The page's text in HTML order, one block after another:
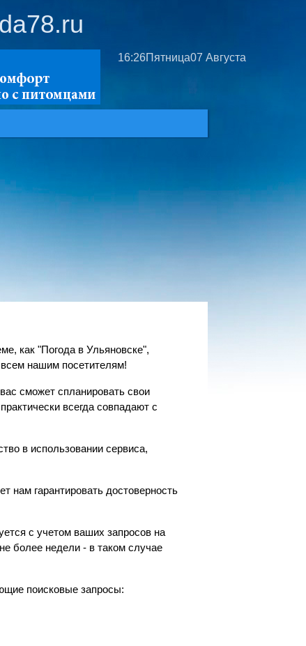
16:26Пятница07 Августа
как "Погода в Ульяновске",
нашим посетителям!
сможет спланировать свои
всегда совпадают с
в использовании сервиса,
нам гарантировать достоверность
с учетом ваших запросов на
более недели - в таком случае
поисковые запросы: